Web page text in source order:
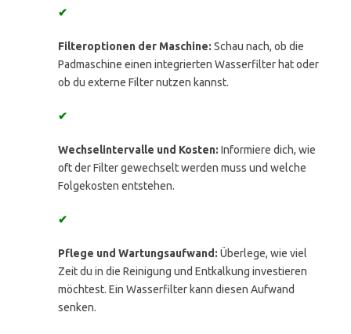
✔
Filteroptionen der Maschine: Schau nach, ob die
Padmaschine einen integrierten Wasserfilter hat oder
ob du externe Filter nutzen kannst.
✔
Wechselintervalle und Kosten: Informiere dich, wie
oft der Filter gewechselt werden muss und welche
Folgekosten entstehen.
✔
Pflege und Wartungsaufwand: Überlege, wie viel
Zeit du in die Reinigung und Entkalkung investieren
möchtest. Ein Wasserfilter kann diesen Aufwand
senken.